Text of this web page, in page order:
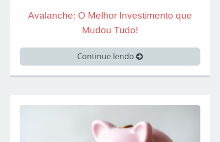
Avalanche: O Melhor Investimento que
Mudou Tudo!
Continue lendo